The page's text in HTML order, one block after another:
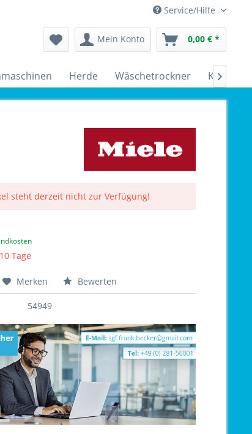
Service/Hilfe
Mein Konto 0,00 € *
Herde Wäschetrockner 
steht derzeit nicht zur Verfügung!
Tage
Merken Bewerten
54949